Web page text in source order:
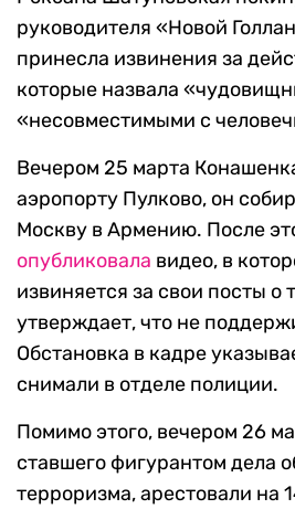
руководителя «Новой
принесла извинения за
которые назвала
«несовместимыми с
Вечером 25 марта
аэропорту Пулково, он
Москву в Армению. После
опубликовала видео, в
извиняется за свои посты о
утверждает, что не
Обстановка в кадре
снимали в отделе полиции.
Помимо этого, вечером 26
ставшего фигурантом дела
терроризма, арестовали на